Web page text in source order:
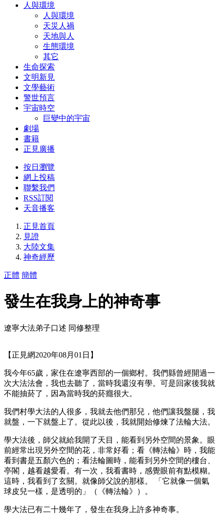
人與環境
人與環境
天災人禍
天地與人
生態環境
其它
生命探索
文明新見
文學藝術
警世預言
宇宙時空
巨變中的宇宙
劇場
書籍
正見廣播
按日瀏覽
網上投稿
聯繫我們
RSS訂閱
天音播客
正見首頁
見證
大陸文集
神奇經歷
正體 簡體
發生在我身上的神奇事
遼寧大法弟子口述 同修整理
【正見網2020年08月01日】
我今年65歲，家住在遼寧西部的一個鄉村。我們縣曾經開過一
次大法法會，我也去聽了，當時我還沒有學。可是回家後我就
不能抽菸了，因為當時我的菸癮很大。
我們村學大法的人很多，我就去他們那兒，他們讓我盤腿，我
就盤，一下就盤上了。從此以後，我就開始修煉了法輪大法。
學大法後，師父就給我開了天目，能看到另外空間的景象。眼
前經常出現另外空間的花，非常好看；看《轉法輪》時，我能
看到書是五顏六色的；看法輪圖時，能看到另外空間的樓台、
亭閣，越看越愛看。有一次，我看書時，感覺眼前有點模糊。
這時，我看到了玄關。就像師父說的那樣。 「它就像一個氣
球皮兒一樣，是透明的」（《轉法輪》）。
學大法已有二十幾年了，發生在我身上許多神奇事。